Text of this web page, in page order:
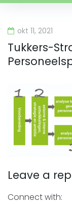
okt 11, 2021
Tukkers-
Leave a
Connect with: